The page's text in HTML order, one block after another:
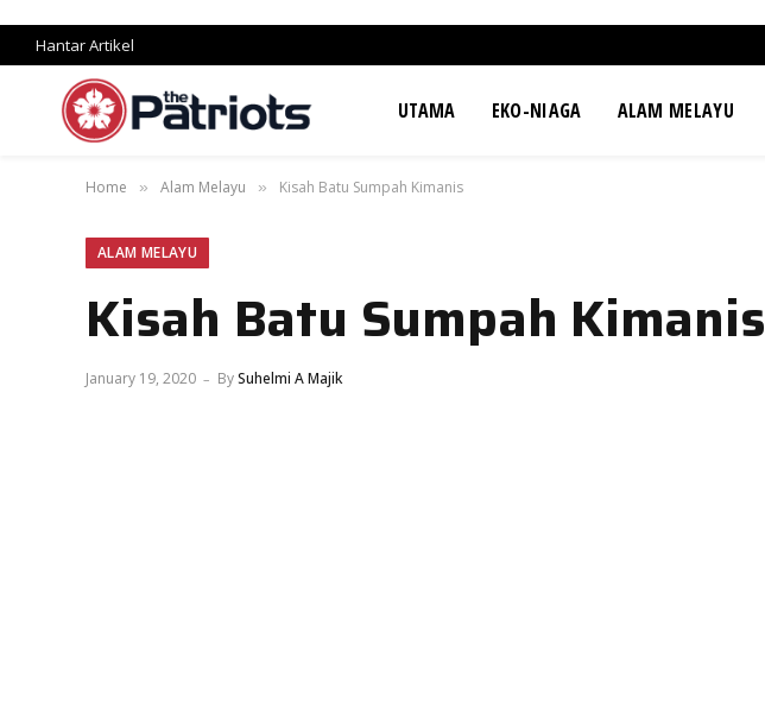
Hantar Artikel
UTAMA EKO-NIAGA ALAM MELAYU
Home » Alam Melayu » Kisah Batu Sumpah Kimanis
ALAM MELAYU
Kisah Batu Sumpah Kimanis
January 19, 2020 BySuhelmi A Majik